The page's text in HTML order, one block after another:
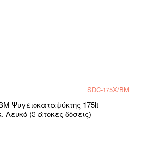
SDC-175X/BM
Ψυγειοκαταψύκτης 175lt
Λευκό (3 άτοκες δόσεις)